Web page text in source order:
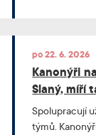
beru si z
zůstanou
opor ve
po 22. 6. 2026
Kanonýři
Slaný, míří
Spolupracují
týmů.